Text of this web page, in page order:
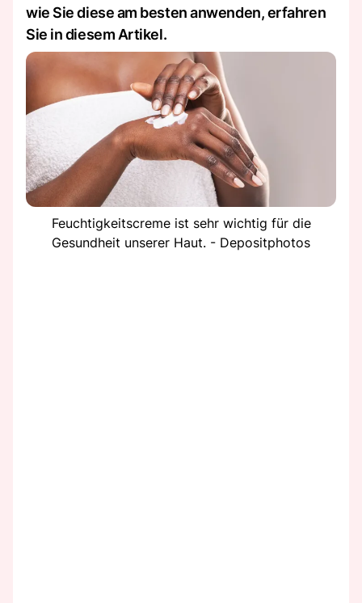
wie Sie diese am besten anwenden, erfahren
Sie in diesem Artikel.
Feuchtigkeitscreme ist sehr wichtig für die
Gesundheit unserer Haut. - Depositphotos